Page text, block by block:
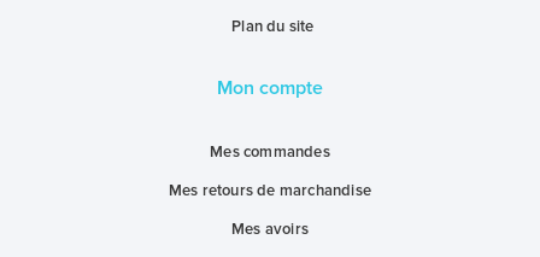
Plan du site
Mon compte
Mes commandes
Mes retours de marchandise
Mes avoirs